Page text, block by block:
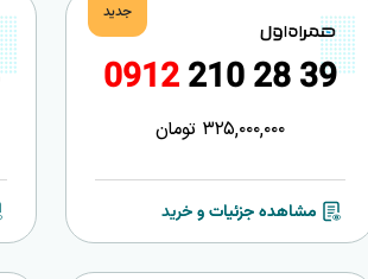
جدید
09122102839
325,000,000 تومان
مشاهده جزئیات و خرید